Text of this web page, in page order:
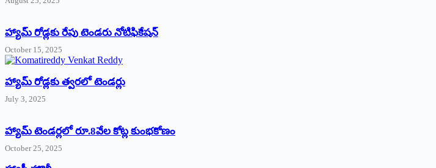
హ్యామ్‌ రోడ్లకు రేపు టెండరు నోటిఫికేషన్‌
October 15, 2025
హ్యామ్‌ రోడ్లకు త్వరలో టెండర్లు
July 3, 2025
హ్యామ్‌ ‌టెండర్లలో రూ.8వేల కోట్ల కుంభకోణం
October 25, 2025